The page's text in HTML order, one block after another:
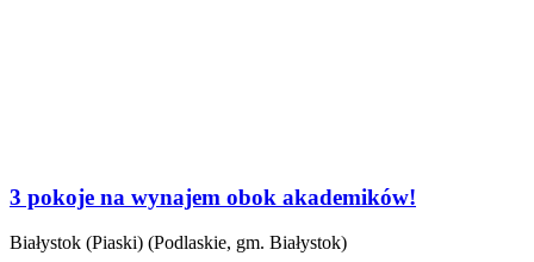
3 pokoje na wynajem obok akademików!
Białystok (Piaski) (Podlaskie, gm. Białystok)